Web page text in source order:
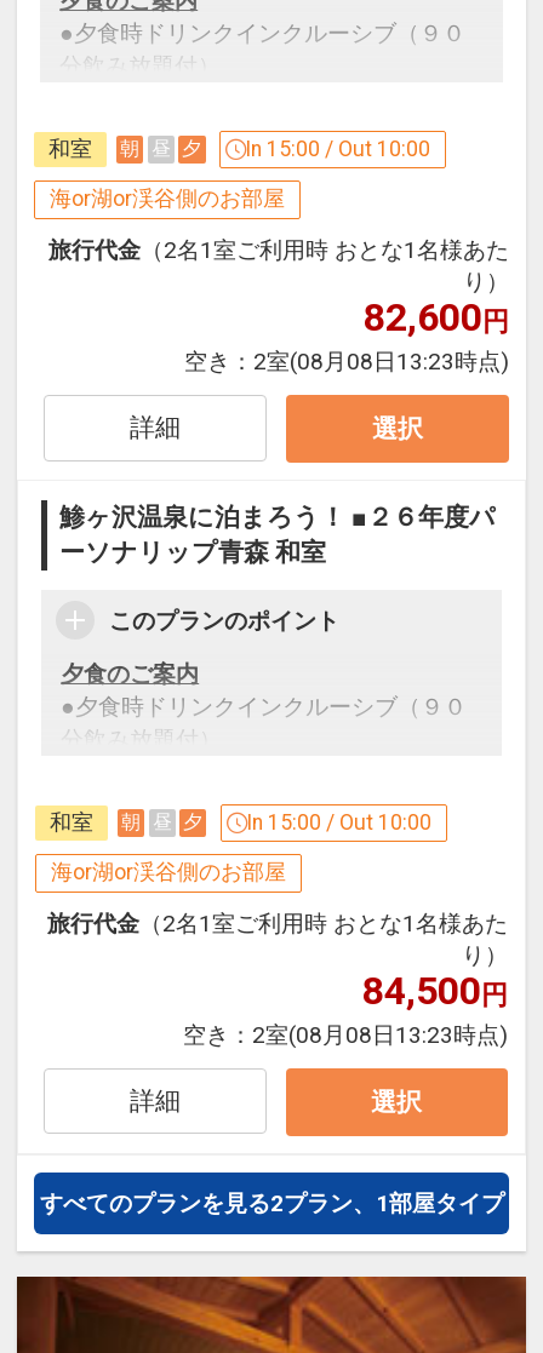
●夕食時ドリンクインクルーシブ（９０
分飲み放題付）
モ」欄、またはご予約後マイページ」に
必要な旨とご希望時間を、ご記入くださ
い。
いただけない場合がございます。
設定期間：2026年4月1日～2027年3月
インターネットコース番号：DP-1-
17266935
和室 朝 昼 夕 In 15:00 / Out 10:00
海or湖or渓谷側のお部屋
旅行代金 （2名1室ご利用時 おとな1名様あた
り）
82,600円
空き： 2室(08月08日13:23時点)
詳細 選択
鯵ヶ沢温泉に泊まろう！ ■２６年度パ
ーソナリップ青森 和室
このプランのポイント
夕食のご案内
●夕食時ドリンクインクルーシブ（９０
分飲み放題付）
モ」欄、またはご予約後マイページ」に
必要な旨とご希望時間を、ご記入くださ
い。
いただけない場合がございます。
設定期間：2026年4月1日～2027年3月
インターネットコース番号：DP-1-
17213629
和室 朝 昼 夕 In 15:00 / Out 10:00
海or湖or渓谷側のお部屋
旅行代金 （2名1室ご利用時 おとな1名様あた
り）
84,500円
空き： 2室(08月08日13:23時点)
詳細 選択
すべてのプランを見る2プラン、1部屋タイプ